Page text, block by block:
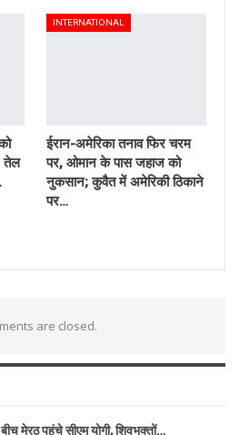
तेल
INTERNATIONAL
ईरान-अमेरिका तनाव फिर चरम
पर, ओमान के पास जहाज को
नुकसान; कुवैत में अमेरिकी ठिकाने
पर…
are closed.
मेरठ पहुंचे सीएम योगी, शिवभक्तों…